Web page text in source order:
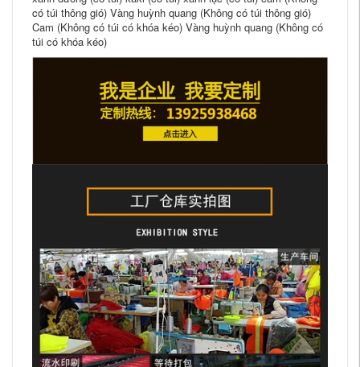
có túi thông gió) Vàng huỳnh quang (Không có túi thông gió)
Cam (Không có túi có khóa kéo) Vàng huỳnh quang (Không có
túi có khóa kéo)